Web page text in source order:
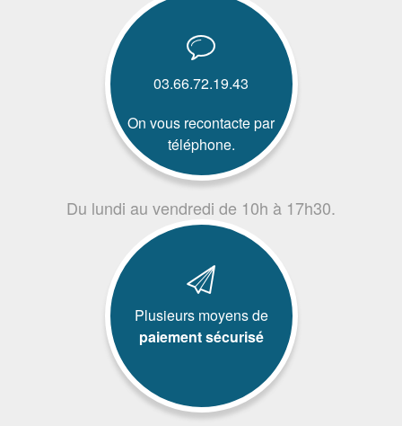
03.66.72.19.43
On vous recontacte par
téléphone.
Du lundi au vendredi de 10h à 17h30.
Plusieurs moyens de
paiement sécurisé